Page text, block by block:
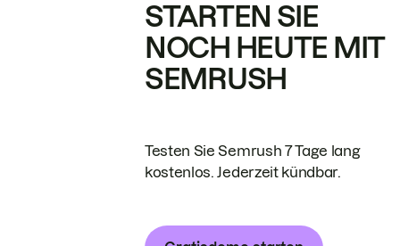
STARTEN SIE
NOCH HEUTE MIT
SEMRUSH
Testen Sie Semrush 7 Tage lang
kostenlos. Jederzeit kündbar.